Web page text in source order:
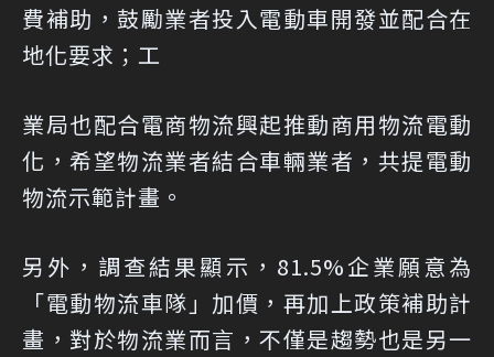
費補助，鼓勵業者投入電動車開發並配合在
地化要求；工
業局也配合電商物流興起推動商用物流電動
化，希望物流業者結合車輛業者，共提電動
物流示範計畫。
另外，調查結果顯示，81.5%企業願意為
「電動物流車隊」加價，再加上政策補助計
畫，對於物流業而言，不僅是趨勢也是另一